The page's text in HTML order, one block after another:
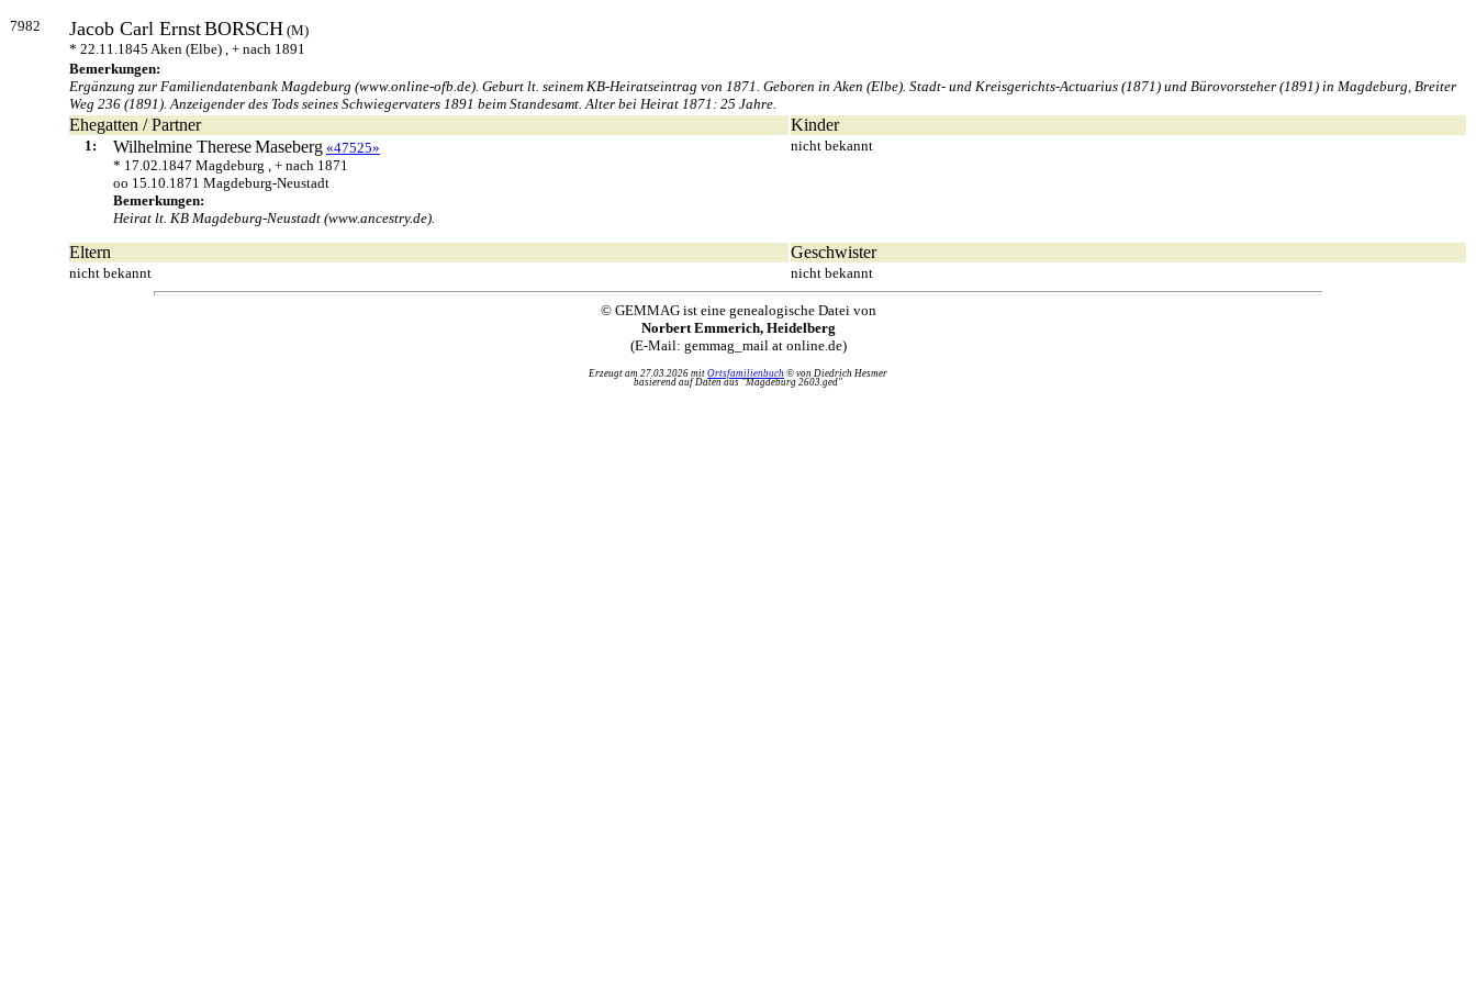
7982 Jacob Carl ErnstBORSCH (M)
* 22.11.1845 Aken (Elbe) , + nach 1891
Bemerkungen:
Ergänzung zur Familiendatenbank Magdeburg (www.online-ofb.de). Geburt lt. seinem KB-Heiratseintrag von 1871. Geboren in Aken (Elbe). Stadt- und Kreisgerichts-Actuarius (1871) und Bürovorsteher (1891) in Magdeburg, Breiter
Weg 236 (1891). Anzeigender des Tods seines Schwiegervaters 1891 beim Standesamt. Alter bei Heirat 1871: 25 Jahre.
Ehegatten / Partner Kinder
1: Wilhelmine ThereseMaseberg «47525»
* 17.02.1847 Magdeburg , + nach 1871
oo 15.10.1871 Magdeburg-Neustadt
Bemerkungen:
Heirat lt. KB Magdeburg-Neustadt (www.ancestry.de).
nicht bekannt
Eltern Geschwister
nicht bekannt nicht bekannt
© GEMMAG ist eine genealogische Datei von
Norbert Emmerich, Heidelberg
(E-Mail: gemmag_mail at online.de)
Erzeugt am 27.03.2026 mit Ortsfamilienbuch © von Diedrich Hesmer
basierend auf Daten aus "Magdeburg 2603.ged"